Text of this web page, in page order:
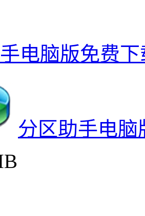
电脑版免费
分区助手电